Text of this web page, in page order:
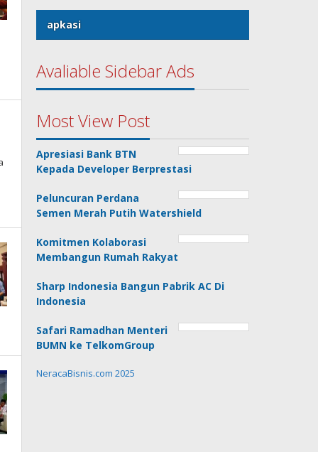
apkasi
Avaliable Sidebar Ads
Most View Post
Apresiasi Bank BTN
Kepada Developer Berprestasi
Peluncuran Perdana
Semen Merah Putih Watershield
Komitmen Kolaborasi
Membangun Rumah Rakyat
Sharp Indonesia Bangun Pabrik AC Di
Indonesia
Safari Ramadhan Menteri
BUMN ke TelkomGroup
NeracaBisnis.com 2025